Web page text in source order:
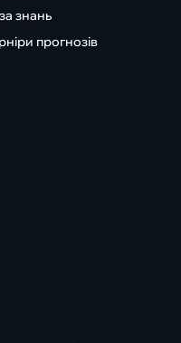
знань
прогнозів